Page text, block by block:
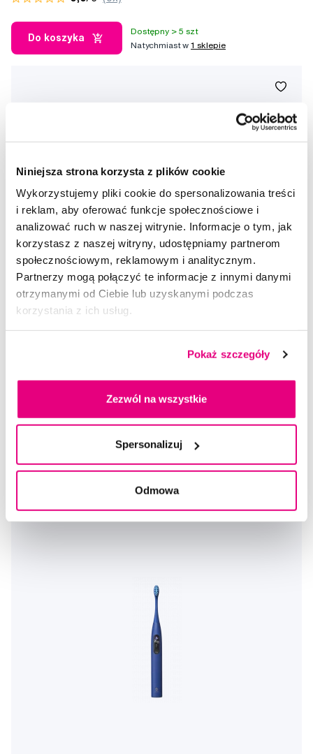
Niniejsza strona korzysta z plików cookie
Wykorzystujemy pliki cookie do spersonalizowania treści
i reklam, aby oferować funkcje społecznościowe i
analizować ruch w naszej witrynie. Informacje o tym, jak
korzystasz z naszej witryny, udostępniamy partnerom
społecznościowym, reklamowym i analitycznym.
Partnerzy mogą połączyć te informacje z innymi danymi
otrzymanymi od Ciebie lub uzyskanymi podczas
korzystania z ich usług.
Pokaż szczegóły
Zezwól na wszystkie
Spersonalizuj
Odmowa
Do koszyka
Dostępny > 5 szt
Natychmiast w1 sklepie
5,0/5 (6x)
Do koszyka
Natychmiast w1 sklepie